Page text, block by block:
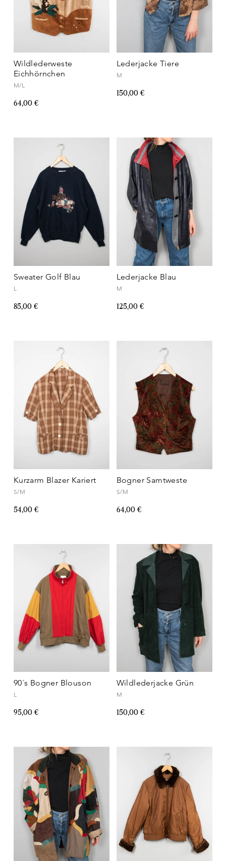
Wildlederweste
Eichhörnchen
M/L
64,00 €
Lederjacke Tiere
M
150,00 €
Sweater Golf Blau
L
85,00 €
Lederjacke Blau
M
125,00 €
Kurzarm Blazer Kariert
S/M
54,00 €
Bogner Samtweste
S/M
64,00 €
90´s Bogner Blouson
L
95,00 €
Wildlederjacke Grün
M
150,00 €